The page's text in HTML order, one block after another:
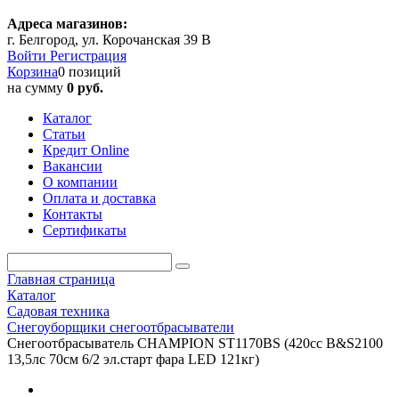
Адреса магазинов:
г. Белгород, ул. Корочанская 39 В
Войти Регистрация
Корзина0 позиций
на сумму 0 руб.
Каталог
Статьи
Кредит Online
Вакансии
О компании
Оплата и доставка
Контакты
Сертификаты
Главная страница
Каталог
Садовая техника
Снегоуборщики снегоотбрасыватели
Снегоотбрасыватель CHAMPION ST1170BS (420сс B&S2100
13,5лс 70см 6/2 эл.старт фара LED 121кг)